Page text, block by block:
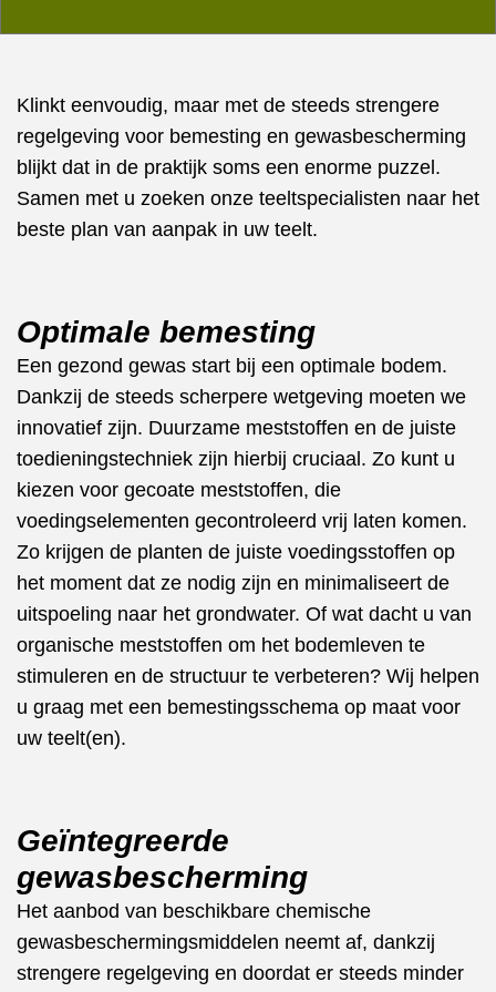
Klinkt eenvoudig, maar met de steeds strengere
regelgeving voor bemesting en gewasbescherming
blijkt dat in de praktijk soms een enorme puzzel.
Samen met u zoeken onze teeltspecialisten naar het
beste plan van aanpak in uw teelt.
Optimale bemesting
Een gezond gewas start bij een optimale bodem.
Dankzij de steeds scherpere wetgeving moeten we
innovatief zijn. Duurzame meststoffen en de juiste
toedieningstechniek zijn hierbij cruciaal. Zo kunt u
kiezen voor gecoate meststoffen, die
voedingselementen gecontroleerd vrij laten komen.
Zo krijgen de planten de juiste voedingsstoffen op
het moment dat ze nodig zijn en minimaliseert de
uitspoeling naar het grondwater. Of wat dacht u van
organische meststoffen om het bodemleven te
stimuleren en de structuur te verbeteren? Wij helpen
u graag met een bemestingsschema op maat voor
uw teelt(en).
Geïntegreerde
gewasbescherming
Het aanbod van beschikbare chemische
gewasbeschermingsmiddelen neemt af, dankzij
strengere regelgeving en doordat er steeds minder